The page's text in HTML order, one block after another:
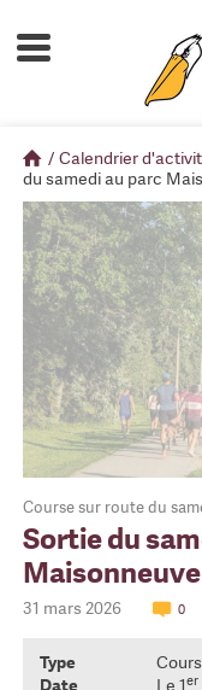
Accueil
Calendrier d'activités
Boutique
Devenir membre
/ Calendrier
du samedi au parc
Course sur route du
Sortie du
31 mars 2026 0
Type
Date
Le 1er